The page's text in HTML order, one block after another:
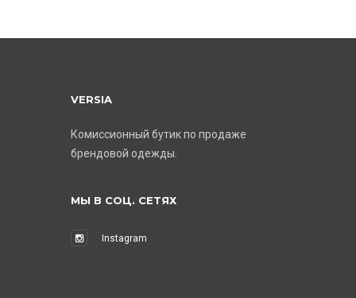
VERSIA
Комиссионный бутик по продаже
брендовой одежды.
МЫ В СОЦ. СЕТЯХ
Instagram